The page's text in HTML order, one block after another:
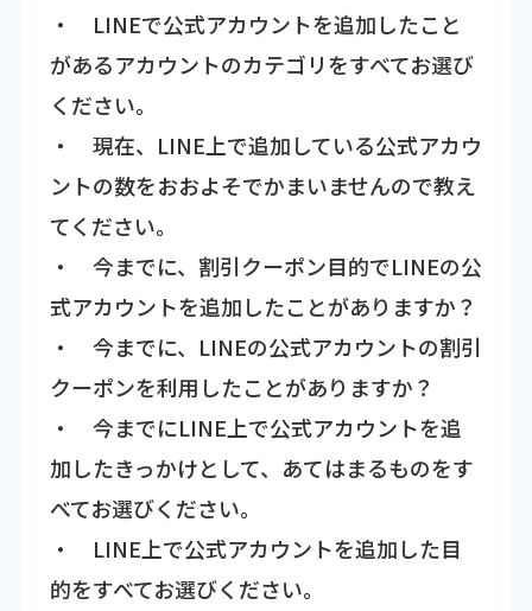
・ LINEで公式アカウントを追加したこと
があるアカウントのカテゴリをすべてお選び
ください。
・ 現在、LINE上で追加している公式アカウ
ントの数をおおよそでかまいませんので教え
てください。
・ 今までに、割引クーポン目的でLINEの公
式アカウントを追加したことがありますか？
・ 今までに、LINEの公式アカウントの割引
クーポンを利用したことがありますか？
・ 今までにLINE上で公式アカウントを追
加したきっかけとして、あてはまるものをす
べてお選びください。
・ LINE上で公式アカウントを追加した目
的をすべてお選びください。